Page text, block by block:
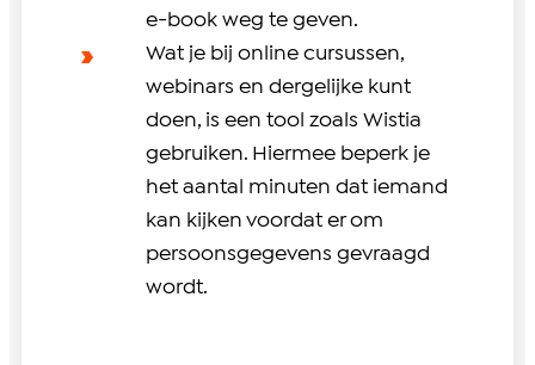
e-book weg te geven.
Wat je bij online cursussen,
webinars en dergelijke kunt
doen, is een tool zoals Wistia
gebruiken. Hiermee beperk je
het aantal minuten dat iemand
kan kijken voordat er om
persoonsgegevens gevraagd
wordt.